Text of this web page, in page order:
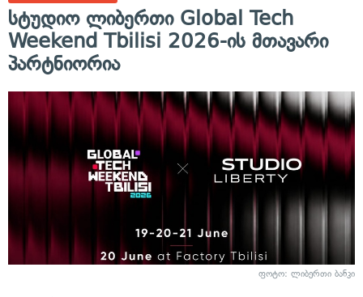
სტუდიო ლიბერთი Global Tech
Weekend Tbilisi 2026-ის მთავარი
პარტნიორია
ფოტო: ლიბერთი ბანკი